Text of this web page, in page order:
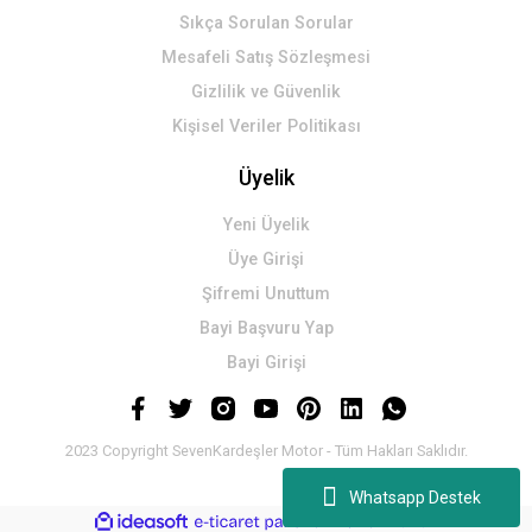
Whatsapp Destek
Sıkça Sorulan Sorular
Mesafeli Satış Sözleşmesi
Gizlilik ve Güvenlik
Kişisel Veriler Politikası
Üyelik
Yeni Üyelik
Üye Girişi
Şifremi Unuttum
Bayi Başvuru Yap
Bayi Girişi
2023 Copyright SevenKardeşler Motor - Tüm Hakları Saklıdır.
ideasoft